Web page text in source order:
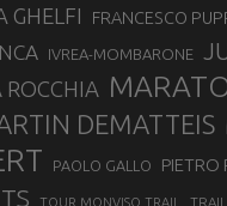
GHELFI FRANCESCO
IVREA-MOMBARONE
ROCCHIA
DEMATTEIS
PAOLO GALLO PIETRO
TOUR MONVISO TRAIL